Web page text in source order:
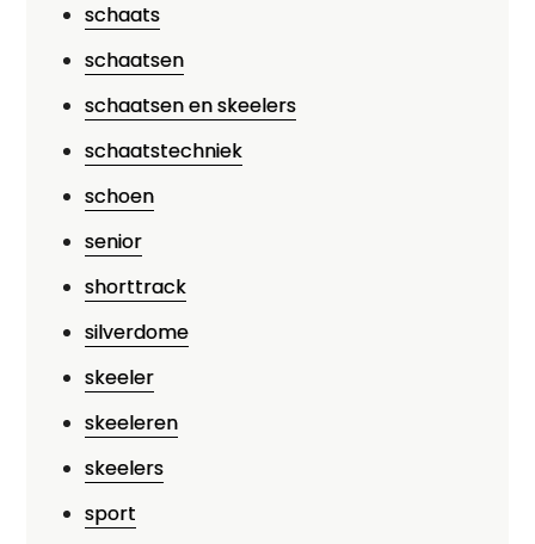
schaats
schaatsen
schaatsen en skeelers
schaatstechniek
schoen
senior
shorttrack
silverdome
skeeler
skeeleren
skeelers
sport